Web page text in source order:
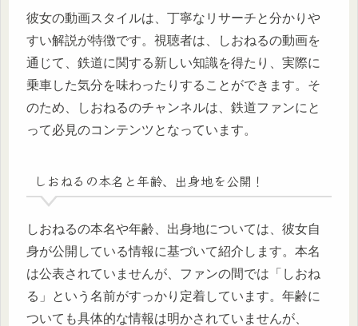
彼女の動画スタイルは、丁寧なリサーチと分かりや
すい解説が特徴です。視聴者は、しおねるの動画を
通じて、鉄道に関する新しい知識を得たり、実際に
乗車した気分を味わったりすることができます。そ
のため、しおねるのチャンネルは、鉄道ファンにと
って必見のコンテンツとなっています。
しおねるの本名と年齢、出身地を公開！
しおねるの本名や年齢、出身地については、彼女自
身が公開している情報に基づいて紹介します。本名
は公表されていませんが、ファンの間では「しおね
る」という名前がすっかり定着しています。年齢に
ついても具体的な情報は明かされていませんが、